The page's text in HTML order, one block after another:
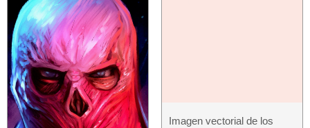
Imagen vectorial de los